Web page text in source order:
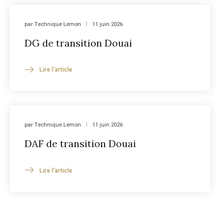
parTechnique Lemon 11 juin 2026
DG de transition Douai
Lire l'article
parTechnique Lemon 11 juin 2026
DAF de transition Douai
Lire l'article